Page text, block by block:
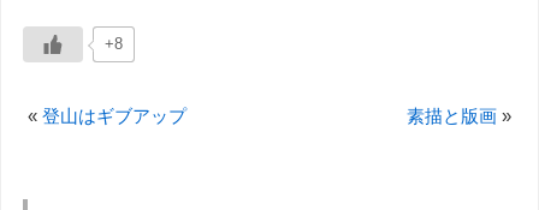
+8
« 登山はギブアップ 素描と版画 »